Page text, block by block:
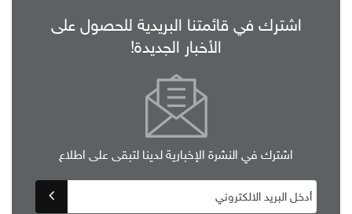
اشترك في قائمتنا البريدية للحصول على
الأخبار الجديدة!
اشترك في النشرة الإخبارية لدينا لتبقى على اطلاع